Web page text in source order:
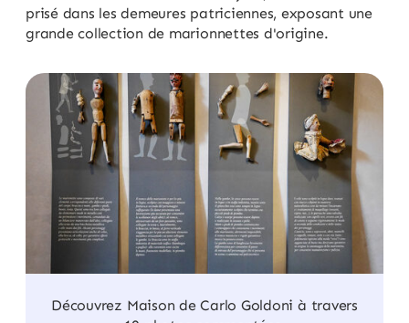
prisé dans les demeures patriciennes, exposant une
grande collection de marionnettes d'origine.
Découvrez Maison de Carlo Goldoni à travers